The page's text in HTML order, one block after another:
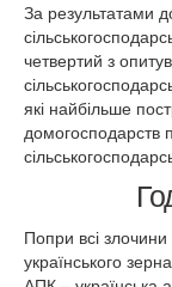
За результатами
четвертий з
які найбільше
домогосподарств
Попри всі
українського